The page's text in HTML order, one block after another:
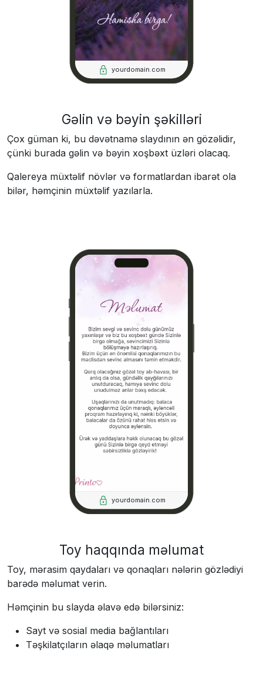
yourdomain.com
Gəlin və bəyin şəkilləri
Çox güman ki, bu dəvətnamə slaydının ən gözəlidir,
çünki burada gəlin və bəyin xoşbəxt üzləri olacaq.
Qalereya müxtəlif növlər və formatlardan ibarət ola
bilər, həmçinin müxtəlif yazılarla.
Toy haqqında məlumat
Toy, mərasim qaydaları və qonaqları nələrin gözlədiyi
barədə məlumat verin.
Həmçinin bu slayda əlavə edə bilərsiniz:
Sayt və sosial media bağlantıları
Təşkilatçıların əlaqə məlumatları
yourdomain.com